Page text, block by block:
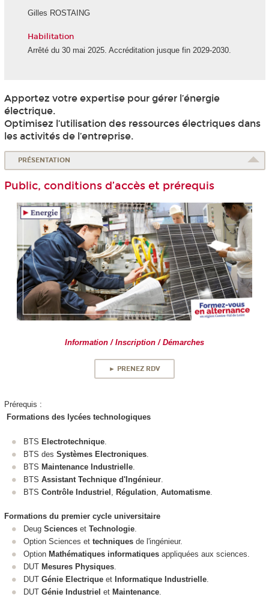
Gilles ROSTAING
Habilitation
Arrêté du 30 mai 2025. Accréditation jusque fin 2029-2030.
Apportez votre expertise pour gérer l’énergie
électrique.
Optimisez l’utilisation des ressources électriques dans
les activités de l’entreprise.
PRÉSENTATION
Public, conditions d’accès et prérequis
Information / Inscription / Démarches
► PRENEZ RDV
Prérequis :
Formations des lycées technologiques
BTS Electrotechnique
BTS des Systèmes Electroniques
BTS Maintenance Industrielle
BTS Assistant Technique d'Ingénieur
BTS Contrôle Industriel Régulation Automatisme
Formations du premier cycle universitaire
Deug Sciences et Technologie.
Option Sciences et techniques de l'ingénieur.
Option Mathématiques informatiques appliquées aux sciences.
DUT Mesures Physiques.
DUT Génie Electrique et Informatique Industrielle.
DUT Génie Industriel et Maintenance.